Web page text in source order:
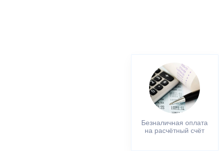
Безналичная оплата
на расчётный счёт